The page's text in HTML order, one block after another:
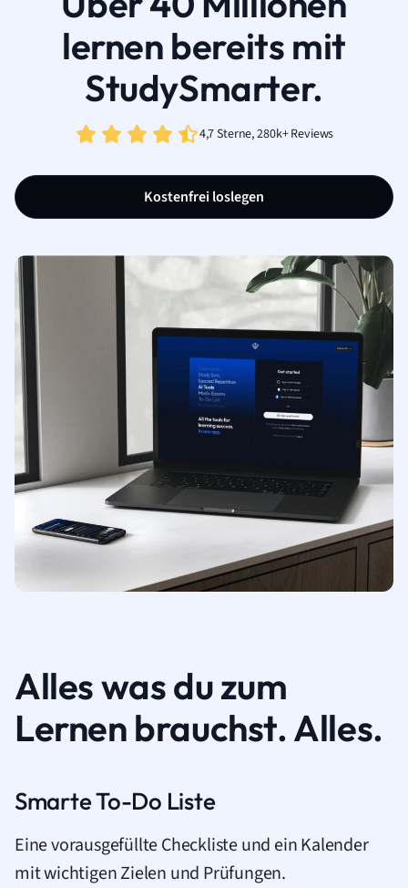
lernen bereits mit
StudySmarter.
4,7 Sterne, 280k+ Reviews
Kostenfrei loslegen
Alles was du zum
Lernen brauchst. Alles.
Smarte To-Do Liste
Eine vorausgefüllte Checkliste und ein Kalender
mit wichtigen Zielen und Prüfungen.